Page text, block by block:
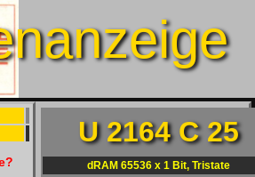
U 2164 C 25
dRAM 65536 x 1 Bit, Tristate